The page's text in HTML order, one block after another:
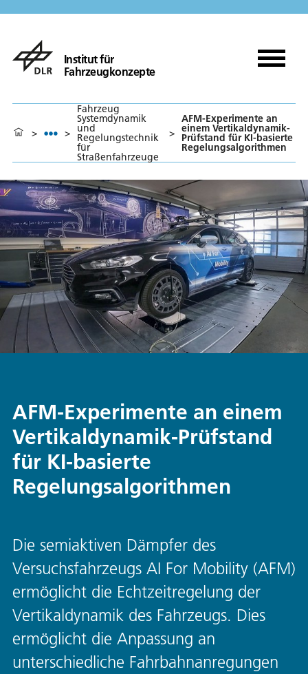
Institut für
Fahrzeugkonzepte
> >
Fahrzeug
Systemdynamik
und
Regelungstechnik
für
Straßenfahrzeuge
>
AFM-Experimente an
einem Vertikaldynamik-
Prüfstand für KI-basierte
Regelungsalgorithmen
AFM-Experimente an einem
Vertikaldynamik-Prüfstand
für KI-basierte
Regelungsalgorithmen
Die semiaktiven Dämpfer des
Versuchsfahrzeugs AI For Mobility (AFM)
ermöglicht die Echtzeitregelung der
Vertikaldynamik des Fahrzeugs. Dies
ermöglicht die Anpassung an
unterschiedliche Fahrbahnanregungen